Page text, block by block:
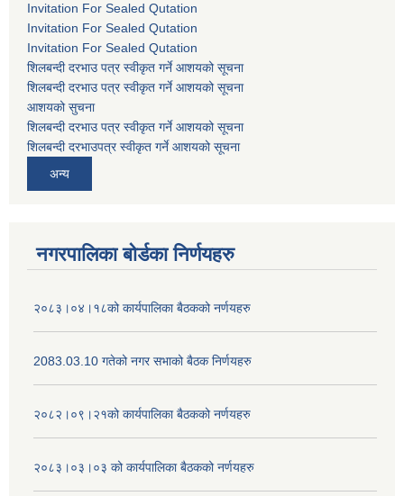
Invitation For Sealed Qutation
Invitation For Sealed Qutation
Invitation For Sealed Qutation
शिलबन्दी दरभाउ पत्र स्वीकृत गर्ने आशयको सूचना
शिलबन्दी दरभाउ पत्र स्वीकृत गर्ने आशयको सूचना
आशयको सुचना
शिलबन्दी दरभाउ पत्र स्वीकृत गर्ने आशयको सूचना
शिलबन्दी दरभाउपत्र स्वीकृत गर्ने आशयको सूचना
अन्य
नगरपालिका बोर्डका निर्णयहरु
२०८३।०४।१८को कार्यपालिका बैठकको नर्णयहरु
2083.03.10 गतेको नगर सभाको बैठक निर्णयहरु
२०८२।०९।२१को कार्यपालिका बैठकको नर्णयहरु
२०८३।०३।०३ को कार्यपालिका बैठकको नर्णयहरु